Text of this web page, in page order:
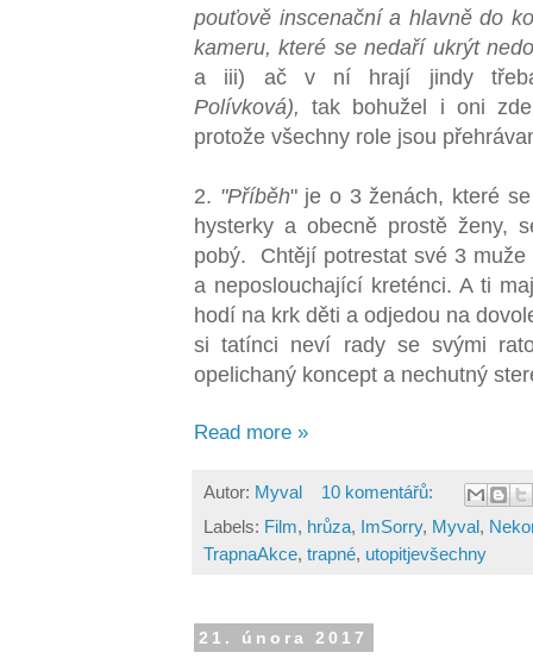
pouťově inscenační a hlavně do
kameru, které se nedaří ukrýt
a iii) ač v ní hrají jindy
Polívková), tak bohužel i oni
protože všechny role jsou
2. "Příběh" je o 3 ženách, které
hysterky a obecně prostě ženy,
pobý. Chtějí potrestat své 3
a neposlouchající kreténci. A ti
hodí na krk děti a odjedou na
si tatínci neví rady se svými
opelichaný koncept a nechutný
Read more »
Autor: Myval
10 komentářů:
Labels: Film, hrůza, ImSorry, Myval,
TrapnaAkce, trapné, utopitjevšechny
21. února 2017